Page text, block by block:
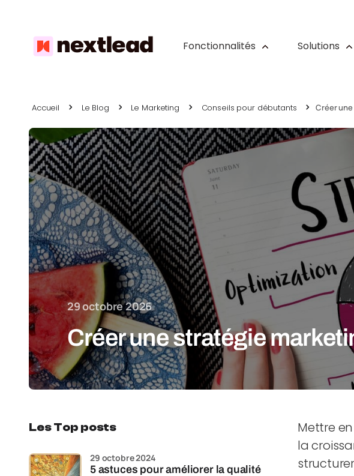
Fonctionnalités Solutions
Accueil Le Blog Le Marketing Conseils pour débutants Créer
29 octobre 2026
Créer une stratégie
Mettre
la
Les Top posts
5 astuces pour améliorer la qualité
29 octobre 2024